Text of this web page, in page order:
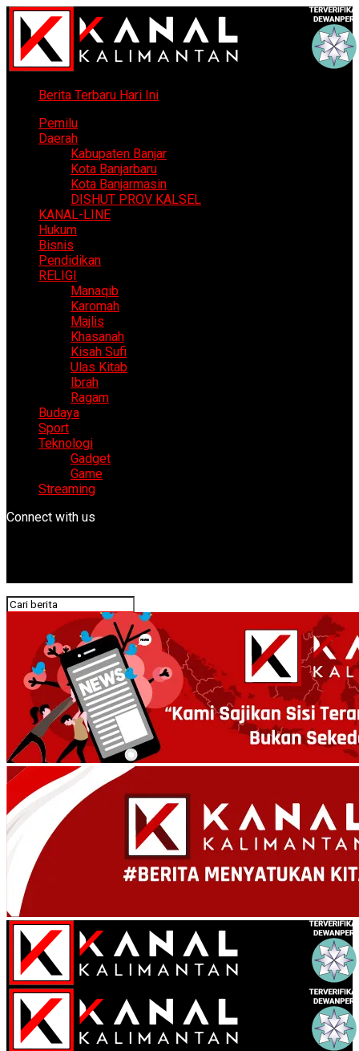
Berita Terbaru Hari Ini
Pemilu
Daerah
Kabupaten Banjar
Kota Banjarbaru
Kota Banjarmasin
DISHUT PROV KALSEL
KANAL-LINE
Hukum
Bisnis
Pendidikan
RELIGI
Manaqib
Karomah
Majlis
Khasanah
Kisah Sufi
Ulas Kitab
Ibrah
Ragam
Budaya
Sport
Teknologi
Gadget
Game
Streaming
Connect with us